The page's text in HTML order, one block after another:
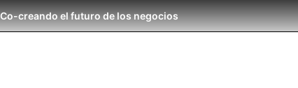
Co-creando el futuro de los negocios